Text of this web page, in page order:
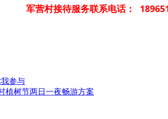
军营村接待服务联系电话：
参与
植树节两日一夜畅游方案